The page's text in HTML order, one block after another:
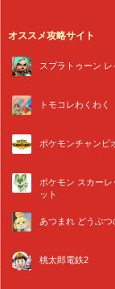
オススメ攻略サイト
スプラトゥーン レ
トモコレわくわく
ポケモンチャンピ
ポケモン スカー
ット
あつまれ どうぶつ
桃太郎電鉄2